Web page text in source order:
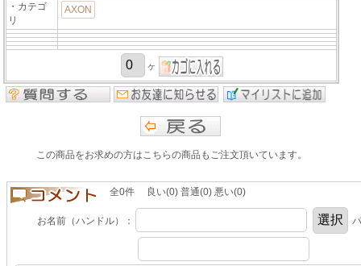
・カテゴ
リ
AXON
ヶ
この商品をお求めの方はこちらの商品もご注文頂いています。
全0件 良い(0) 普通(0) 悪い(0)
お名前（ハンドル）：